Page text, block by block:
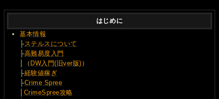
はじめに
基本情報
├ステルスについて
├高難易度入門
│（ DW入門(旧ver版) ）
├経験値稼ぎ
├Crime Spree
CrimeSpree攻略